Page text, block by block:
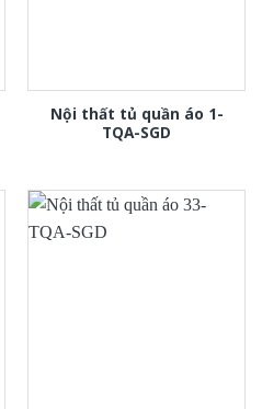
Nội thất tủ quần áo 1-
TQA-SGD